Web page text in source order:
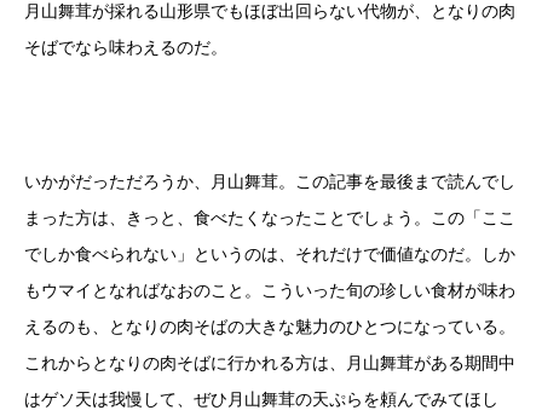
月山舞茸が採れる山形県でもほぼ出回らない代物が、となりの肉
そばでなら味わえるのだ。
いかがだっただろうか、月山舞茸。この記事を最後まで読んでし
まった方は、きっと、食べたくなったことでしょう。この「ここ
でしか食べられない」というのは、それだけで価値なのだ。しか
もウマイとなればなおのこと。こういった旬の珍しい食材が味わ
えるのも、となりの肉そばの大きな魅力のひとつになっている。
これからとなりの肉そばに行かれる方は、月山舞茸がある期間中
はゲソ天は我慢して、ぜひ月山舞茸の天ぷらを頼んでみてほし